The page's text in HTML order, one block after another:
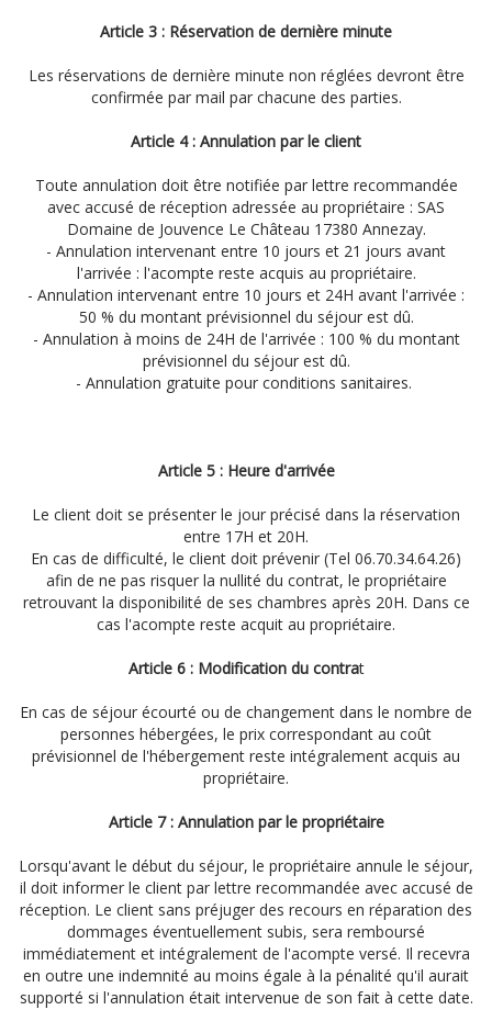
Article 3 : Réservation de dernière minute
Les réservations de dernière minute non réglées devront être
confirmée par mail par chacune des parties.
Article 4 : Annulation par le client
Toute annulation doit être notifiée par lettre recommandée
avec accusé de réception adressée au propriétaire : SAS
Domaine de Jouvence Le Château 17380 Annezay.
- Annulation intervenant entre 10 jours et 21 jours avant
l'arrivée : l'acompte reste acquis au propriétaire.
- Annulation intervenant entre 10 jours et 24H avant l'arrivée :
50 % du montant prévisionnel du séjour est dû.
- Annulation à moins de 24H de l'arrivée : 100 % du montant
prévisionnel du séjour est dû.
- Annulation gratuite pour conditions sanitaires.
Article 5 : Heure d'arrivée
Le client doit se présenter le jour précisé dans la réservation
entre 17H et 20H.
En cas de difficulté, le client doit prévenir (Tel 06.70.34.64.26)
afin de ne pas risquer la nullité du contrat, le propriétaire
retrouvant la disponibilité de ses chambres après 20H. Dans ce
cas l'acompte reste acquit au propriétaire.
Article 6 : Modification du contrat
En cas de séjour écourté ou de changement dans le nombre de
personnes hébergées, le prix correspondant au coût
prévisionnel de l'hébergement reste intégralement acquis au
propriétaire.
Article 7 : Annulation par le propriétaire
Lorsqu'avant le début du séjour, le propriétaire annule le séjour,
il doit informer le client par lettre recommandée avec accusé de
réception. Le client sans préjuger des recours en réparation des
dommages éventuellement subis, sera remboursé
immédiatement et intégralement de l'acompte versé. Il recevra
en outre une indemnité au moins égale à la pénalité qu'il aurait
supporté si l'annulation était intervenue de son fait à cette date.